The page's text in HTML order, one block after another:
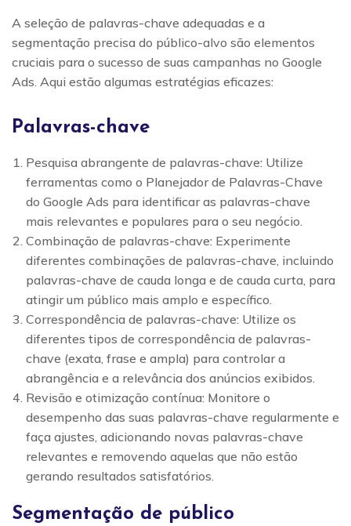
A seleção de palavras-chave adequadas e a
segmentação precisa do público-alvo são elementos
cruciais para o sucesso de suas campanhas no Google
Ads. Aqui estão algumas estratégias eficazes:
Palavras-chave
Pesquisa abrangente de palavras-chave: Utilize
ferramentas como o Planejador de Palavras-Chave
do Google Ads para identificar as palavras-chave
mais relevantes e populares para o seu negócio.
Combinação de palavras-chave: Experimente
diferentes combinações de palavras-chave, incluindo
palavras-chave de cauda longa e de cauda curta, para
atingir um público mais amplo e específico.
Correspondência de palavras-chave: Utilize os
diferentes tipos de correspondência de palavras-
chave (exata, frase e ampla) para controlar a
abrangência e a relevância dos anúncios exibidos.
Revisão e otimização contínua: Monitore o
desempenho das suas palavras-chave regularmente e
faça ajustes, adicionando novas palavras-chave
relevantes e removendo aquelas que não estão
gerando resultados satisfatórios.
Segmentação de público